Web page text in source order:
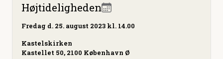
Højtideligheden
Fredag d. 25. august 2023 kl. 14.00
Kastelskirken
Kastellet 50, 2100 København Ø